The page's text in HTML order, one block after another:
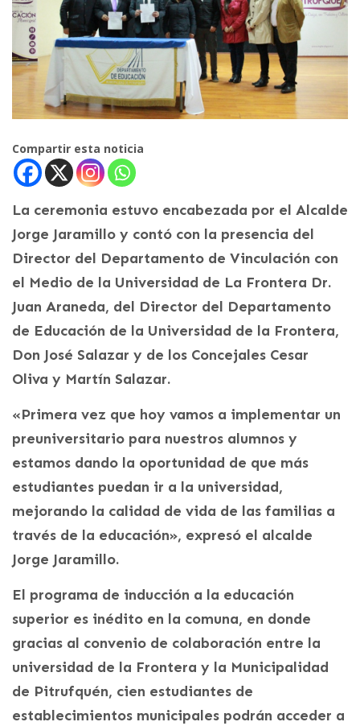
Compartir esta noticia
La ceremonia estuvo encabezada por el Alcalde
Jorge Jaramillo y contó con la presencia del
Director del Departamento de Vinculación con
el Medio de la Universidad de La Frontera Dr.
Juan Araneda, del Director del Departamento
de Educación de la Universidad de la Frontera,
Don José Salazar y de los Concejales Cesar
Oliva y Martín Salazar.
«Primera vez que hoy vamos a implementar un
preuniversitario para nuestros alumnos y
estamos dando la oportunidad de que más
estudiantes puedan ir a la universidad,
mejorando la calidad de vida de las familias a
través de la educación», expresó el alcalde
Jorge Jaramillo.
El programa de inducción a la educación
superior es inédito en la comuna, en donde
gracias al convenio de colaboración entre la
universidad de la Frontera y la Municipalidad
de Pitrufquén, cien estudiantes de
establecimientos municipales podrán acceder a